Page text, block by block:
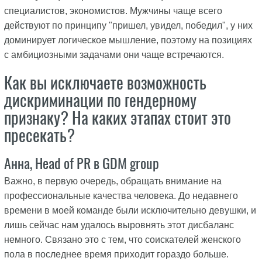
специалистов, экономистов. Мужчины чаще всего
действуют по принципу "пришел, увидел, победил", у них
доминирует логическое мышление, поэтому на позициях
с амбициозными задачами они чаще встречаются.
Как вы исключаете возможность
дискриминации по гендерному
признаку? На каких этапах стоит это
пресекать?
Анна, Head of PR в GDM group
Важно, в первую очередь, обращать внимание на
профессиональные качества человека. До недавнего
времени в моей команде были исключительно девушки, и
лишь сейчас нам удалось выровнять этот дисбаланс
немного. Связано это с тем, что соискателей женского
пола в последнее время приходит гораздо больше.